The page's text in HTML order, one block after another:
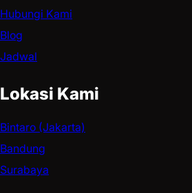
Hubungi Kami
Blog
Jadwal
Lokasi Kami
Bintaro (Jakarta)
Bandung
Surabaya